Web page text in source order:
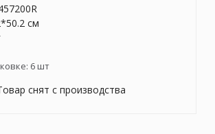
см
6шт
снят с производства